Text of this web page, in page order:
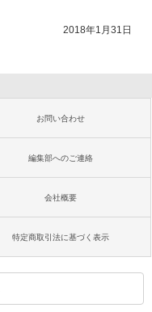
2018年1月31日
お問い合わせ
編集部へのご連絡
会社概要
特定商取引法に基づく表示